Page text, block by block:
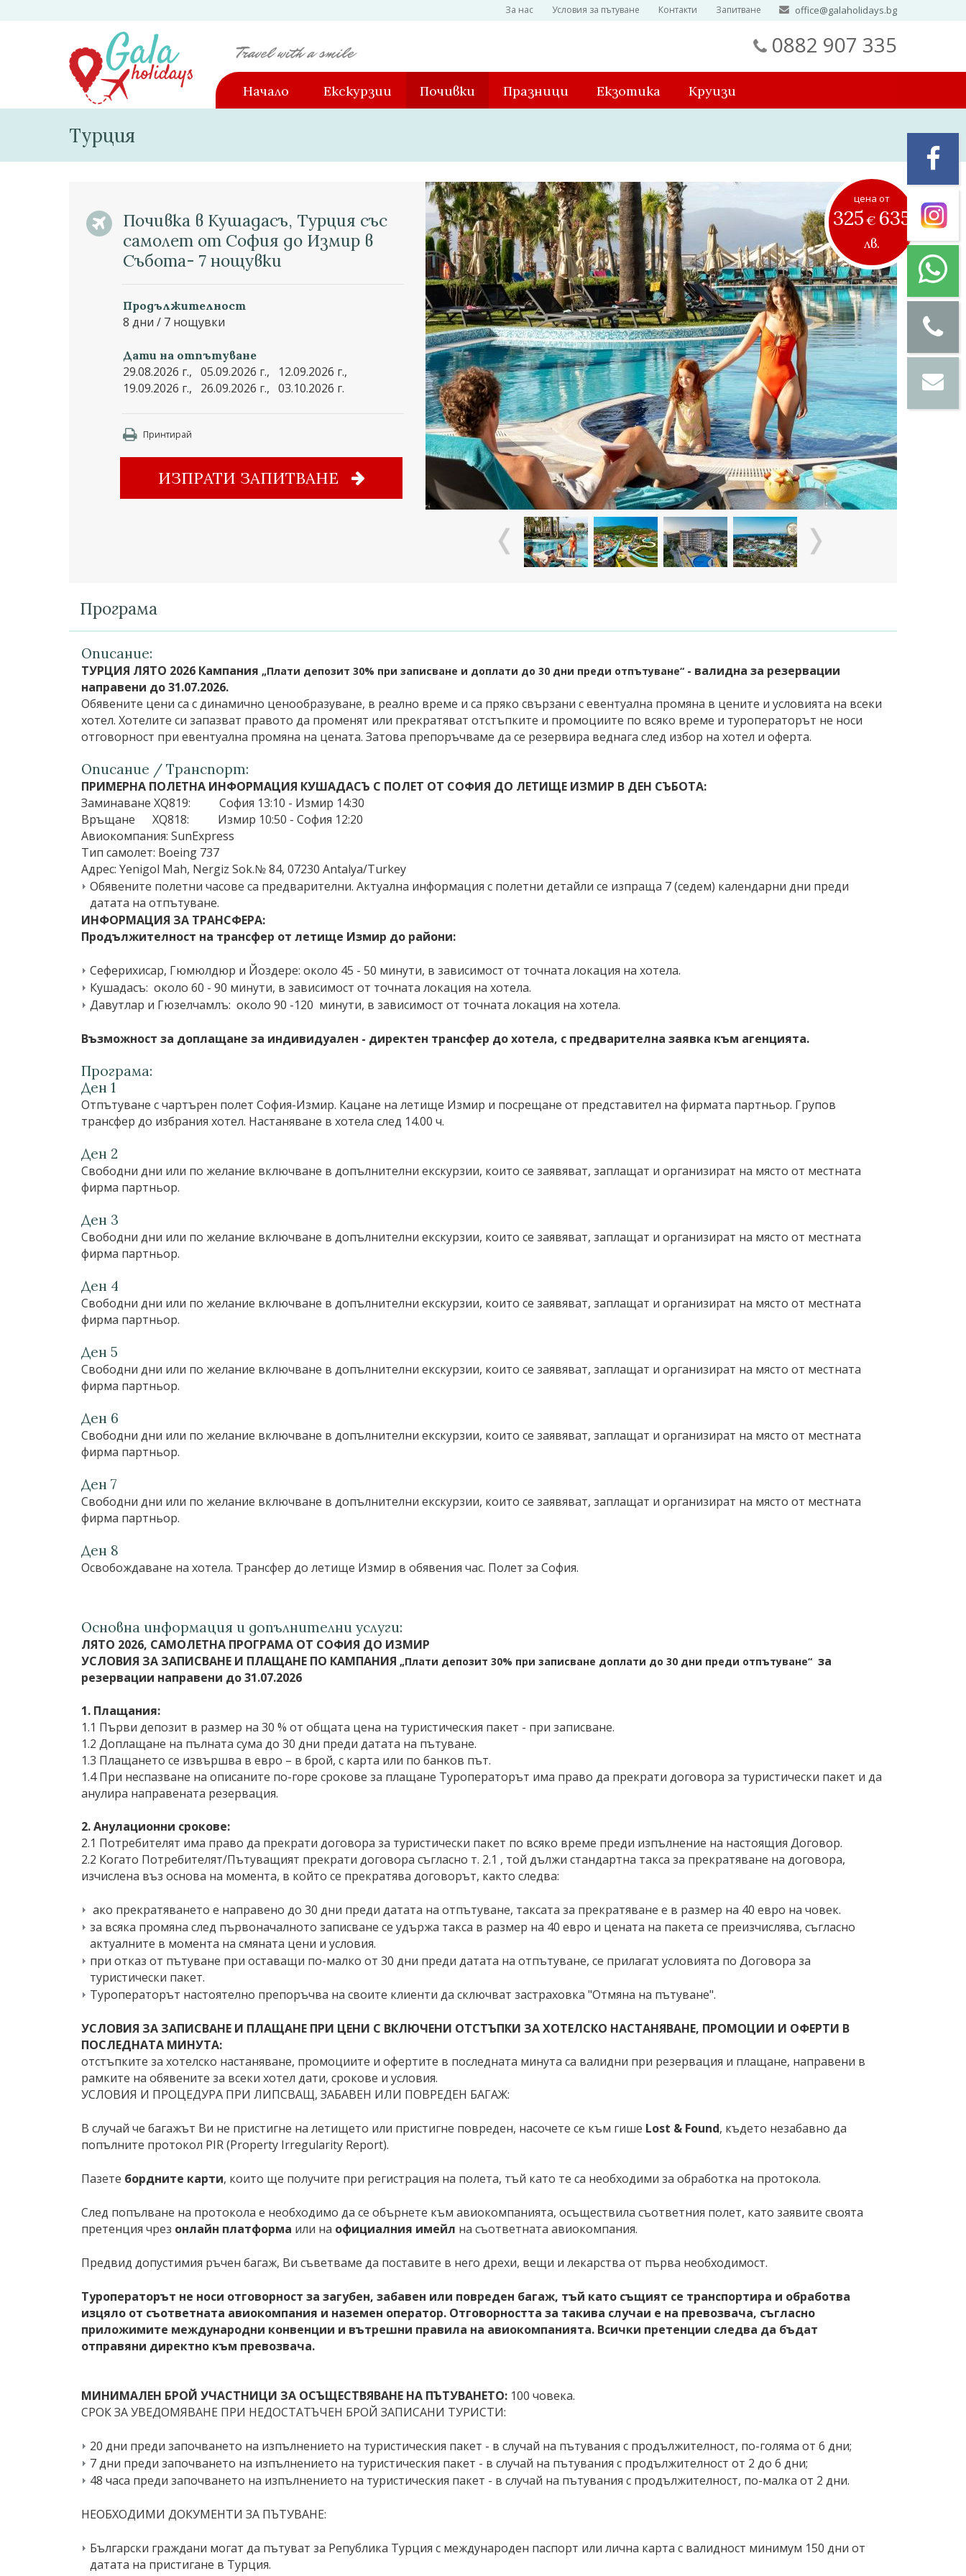
office@galaholidays.bg
За нас Условия за пътуване Контакти Запитване
0882 907 335
Начало Екскурзии Почивки Празници Екзотика Круизи
Турция
Почивка в Кушадасъ, Турция със
самолет от София до Измир в
Събота- 7 нощувки
Продължителност
8 дни / 7 нощувки
Дати на отпътуване
29.08.2026 г., 05.09.2026 г., 12.09.2026 г.,
19.09.2026 г., 26.09.2026 г., 03.10.2026 г.
Принтирай
ИЗПРАТИ ЗАПИТВАНЕ
цена от
325€ 635
лв.
Програма
Описание:
ТУРЦИЯ ЛЯТО 2026 Кампания „Плати депозит 30% при записване и доплати до 30 дни преди отпътуване“ - валидна за резервации
направени до 31.07.2026.
Обявените цени са с динамично ценообразуване, в реално време и са пряко свързани с евентуална промяна в цените и условията на всеки
хотел. Хотелите си запазват правото да променят или прекратяват отстъпките и промоциите по всяко време и туроператорът не носи
отговорност при евентуална промяна на цената. Затова препоръчваме да се резервира веднага след избор на хотел и оферта.
Описание / Транспорт:
ПРИМЕРНА ПОЛЕТНА ИНФОРМАЦИЯ КУШАДАСЪ С ПОЛЕТ ОТ СОФИЯ ДО ЛЕТИЩЕ ИЗМИР В ДЕН СЪБОТА:
Заминаване XQ819: София 13:10 - Измир 14:30
Връщане XQ818: Измир 10:50 - София 12:20
Авиокомпания: SunExpress
Тип самолет: Boeing 737
Адрес: Yenigol Mah, Nergiz Sok.№ 84, 07230 Antalya/Turkey
Обявените полетни часове са предварителни. Актуална информация с полетни детайли се изпраща 7 (седем) календарни дни преди
датата на отпътуване.
ИНФОРМАЦИЯ ЗА ТРАНСФЕРА:
Продължителност на трансфер от летище Измир до райони:
Сеферихисар, Гюмюлдюр и Йоздере: около 45 - 50 минути, в зависимост от точната локация на хотела.
Кушадасъ: около 60 - 90 минути, в зависимост от точната локация на хотела.
Давутлар и Гюзелчамлъ: около 90 -120 минути, в зависимост от точната локация на хотела.
Възможност за доплащане за индивидуален - директен трансфер до хотела, с предварителна заявка към агенцията.
Програма:
Ден 1
Отпътуване с чартърен полет София-Измир. Кацане на летище Измир и посрещане от представител на фирмата партньор. Групов
трансфер до избрания хотел. Настаняване в хотела след 14.00 ч.
Ден 2
Свободни дни или по желание включване в допълнителни екскурзии, които се заявяват, заплащат и организират на място от местната
фирма партньор.
Ден 3
Свободни дни или по желание включване в допълнителни екскурзии, които се заявяват, заплащат и организират на място от местната
фирма партньор.
Ден 4
Свободни дни или по желание включване в допълнителни екскурзии, които се заявяват, заплащат и организират на място от местната
фирма партньор.
Ден 5
Свободни дни или по желание включване в допълнителни екскурзии, които се заявяват, заплащат и организират на място от местната
фирма партньор.
Ден 6
Свободни дни или по желание включване в допълнителни екскурзии, които се заявяват, заплащат и организират на място от местната
фирма партньор.
Ден 7
Свободни дни или по желание включване в допълнителни екскурзии, които се заявяват, заплащат и организират на място от местната
фирма партньор.
Ден 8
Освобождаване на хотела. Трансфер до летище Измир в обявения час. Полет за София.
Основна информация и допълнителни услуги:
ЛЯТО 2026, САМОЛЕТНА ПРОГРАМА ОТ СОФИЯ ДО ИЗМИР
УСЛОВИЯ ЗА ЗАПИСВАНЕ И ПЛАЩАНЕ ПО КАМПАНИЯ „Плати депозит 30% при записване доплати до 30 дни преди отпътуване“ за
резервации направени до 31.07.2026
1. Плащания:
1.1 Първи депозит в размер на 30 % от общата цена на туристическия пакет - при записване.
1.2 Доплащане на пълната сума до 30 дни преди датата на пътуване.
1.3 Плащането се извършва в евро – в брой, с карта или по банков път.
1.4 При неспазване на описаните по-горе срокове за плащане Туроператорът има право да прекрати договора за туристически пакет и да
анулира направената резервация.
2. Анулационни срокове:
2.1 Потребителят има право да прекрати договора за туристически пакет по всяко време преди изпълнение на настоящия Договор.
2.2 Когато Потребителят/Пътуващият прекрати договора съгласно т. 2.1 , той дължи стандартна такса за прекратяване на договора,
изчислена въз основа на момента, в който се прекратява договорът, както следва:
ако прекратяването е направено до 30 дни преди датата на отпътуване, таксата за прекратяване е в размер на 40 евро на човек.
за всяка промяна след първоначалното записване се удържа такса в размер на 40 евро и цената на пакета се преизчислява, съгласно
актуалните в момента на смяната цени и условия.
при отказ от пътуване при оставащи по-малко от 30 дни преди датата на отпътуване, се прилагат условията по Договора за
туристически пакет.
Туроператорът настоятелно препоръчва на своите клиенти да сключват застраховка "Отмяна на пътуване".
УСЛОВИЯ ЗА ЗАПИСВАНЕ И ПЛАЩАНЕ ПРИ ЦЕНИ С ВКЛЮЧЕНИ ОТСТЪПКИ ЗА ХОТЕЛСКО НАСТАНЯВАНЕ, ПРОМОЦИИ И ОФЕРТИ В
ПОСЛЕДНАТА МИНУТА:
отстъпките за хотелско настаняване, промоциите и офертите в последната минута са валидни при резервация и плащане, направени в
рамките на обявените за всеки хотел дати, срокове и условия.
УСЛОВИЯ И ПРОЦЕДУРА ПРИ ЛИПСВАЩ, ЗАБАВЕН ИЛИ ПОВРЕДЕН БАГАЖ:
В случай че багажът Ви не пристигне на летището или пристигне повреден, насочете се към гише Lost & Found, където незабавно да
попълните протокол PIR (Property Irregularity Report).
Пазете бордните карти, които ще получите при регистрация на полета, тъй като те са необходими за обработка на протокола.
След попълване на протокола е необходимо да се обърнете към авиокомпанията, осъществила съответния полет, като заявите своята
претенция чрез онлайн платформа или на официалния имейл на съответната авиокомпания.
Предвид допустимия ръчен багаж, Ви съветваме да поставите в него дрехи, вещи и лекарства от първа необходимост.
Туроператорът не носи отговорност за загубен, забавен или повреден багаж, тъй като същият се транспортира и обработва
изцяло от съответната авиокомпания и наземен оператор. Отговорността за такива случаи е на превозвача, съгласно
приложимите международни конвенции и вътрешни правила на авиокомпанията. Всички претенции следва да бъдат
отправяни директно към превозвача.
МИНИМАЛЕН БРОЙ УЧАСТНИЦИ ЗА ОСЪЩЕСТВЯВАНЕ НА ПЪТУВАНЕТО: 100 човека.
СРОК ЗА УВЕДОМЯВАНЕ ПРИ НЕДОСТАТЪЧЕН БРОЙ ЗАПИСАНИ ТУРИСТИ:
20 дни преди започването на изпълнението на туристическия пакет - в случай на пътувания с продължителност, по-голяма от 6 дни;
7 дни преди започването на изпълнението на туристическия пакет - в случай на пътувания с продължителност от 2 до 6 дни;
48 часа преди започването на изпълнението на туристическия пакет - в случай на пътувания с продължителност, по-малка от 2 дни.
НЕОБХОДИМИ ДОКУМЕНТИ ЗА ПЪТУВАНЕ:
Български граждани могат да пътуват за Република Турция с международен паспорт или лична карта с валидност минимум 150 дни от
датата на пристигане в Турция.